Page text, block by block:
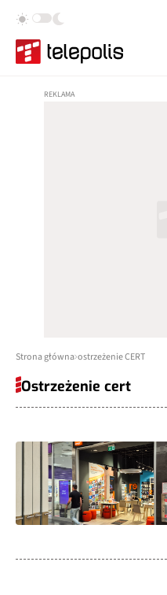
Strona główna ostrzeżenie CERT
Ostrzeżenie cert